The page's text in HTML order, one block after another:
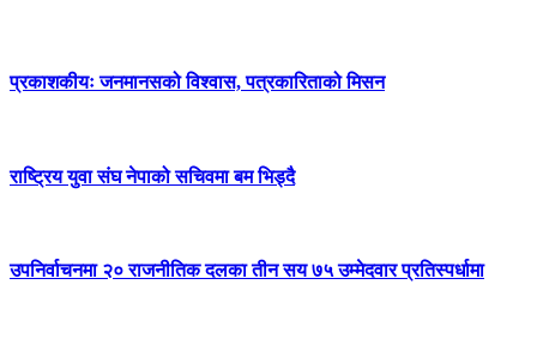
प्रकाशकीयः जनमानसको विश्वास, पत्रकारिताको मिसन
राष्ट्रिय युवा संघ नेपाको सचिवमा बम भिड्दै
उपनिर्वाचनमा २० राजनीतिक दलका तीन सय ७५ उम्मेदवार प्रतिस्पर्धामा